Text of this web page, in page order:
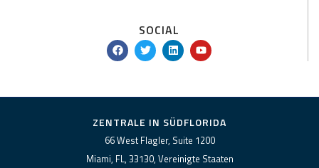
SOCIAL
F
a
c
o
k
T
w
i
e
L
i
n
d
n
Y
o
u
b
ZENTRALE IN SÜDFLORIDA
66 West Flagler, Suite 1200
Miami, FL, 33130, Vereinigte Staaten